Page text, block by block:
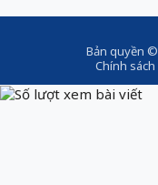
Bản quyền ©
Chính sách